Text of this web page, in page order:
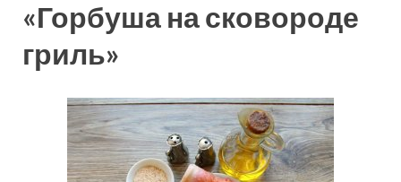
«Горбуша на сковороде
гриль»